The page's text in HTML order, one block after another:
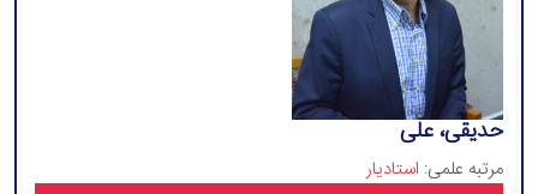
حدیقی، علی
مرتبه علمی: استادیار